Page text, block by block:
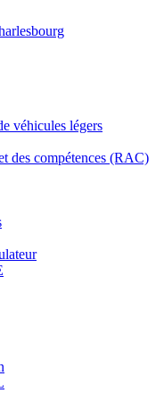
véhicules légers
des compétences (RAC)